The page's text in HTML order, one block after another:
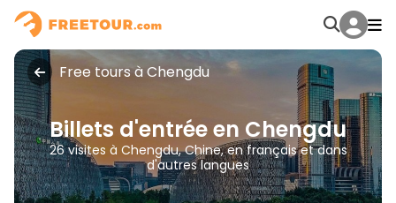
Free tours à Chengdu
Billets d'entrée en Chengdu
26 visites à Chengdu, Chine, en français et dans
d'autres langues